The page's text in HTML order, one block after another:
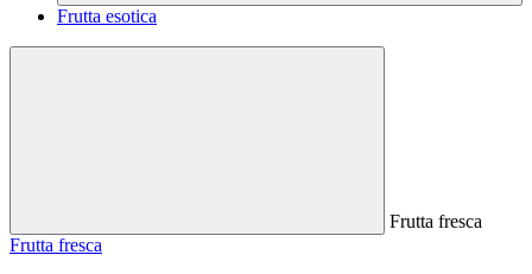
Frutta esotica
Frutta fresca
Frutta fresca